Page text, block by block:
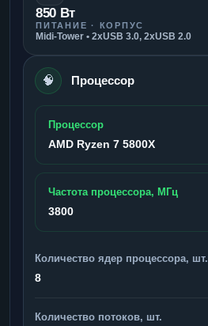
850 Вт
ПИТАНИЕ · КОРПУС
Midi-Tower • 2xUSB 3.0, 2xUSB 2.0
🧠 Процессор
Процессор
AMD Ryzen 7 5800X
Частота процессора, МГц
3800
Количество ядер процессора, шт.
8
Количество потоков, шт.